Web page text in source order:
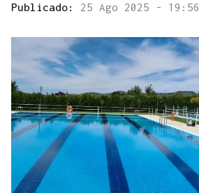
Publicado: 25 Ago 2025 - 19:56